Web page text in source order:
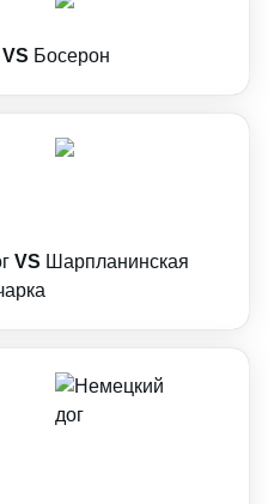
VS Босерон
VS Шарпланинская